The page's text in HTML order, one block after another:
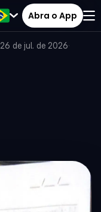
Abra o App
26 de jul. de 2026·